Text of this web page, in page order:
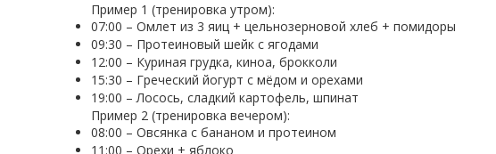
Пример 1 (тренировка утром):
07:00 – Омлет из 3 яиц + цельнозерновой хлеб + помидоры
09:30 – Протеиновый шейк с ягодами
12:00 – Куриная грудка, киноа, брокколи
15:30 – Греческий йогурт с мёдом и орехами
19:00 – Лосось, сладкий картофель, шпинат
Пример 2 (тренировка вечером):
08:00 – Овсянка с бананом и протеином
11:00 – Орехи + яблоко